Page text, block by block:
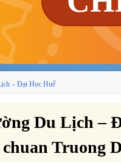
– Đại Học Huế
Du Lịch –
chuan Truong